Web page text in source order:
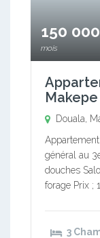
150
mois
Makepe
Douala,
général au
douches
forage Prix ;
3